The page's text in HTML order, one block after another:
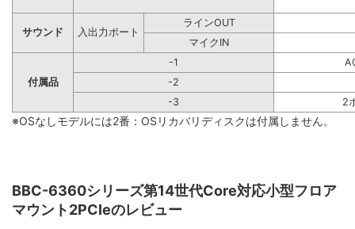
サウンド 入出力ポート
ラインOUT
マイクIN
付属品
-1
-2
-3
2
※OSなしモデルには2番：OSリカバリディスクは付属しません。
BBC-6360シリーズ第14世代Core対応小型フロア
マウント2PCIeのレビュー